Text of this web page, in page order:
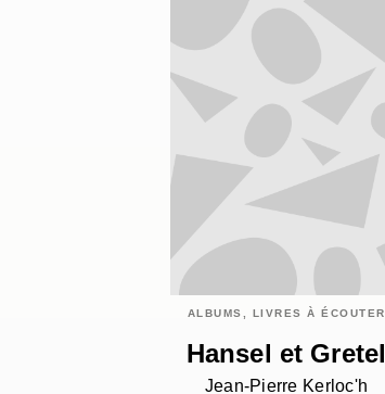
ALBUMS, LIVRES À ÉCOUTER
Hansel et Gretel
Jean-Pierre Kerloc'h